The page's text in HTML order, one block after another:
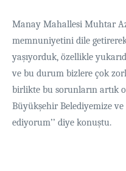
Manay Mahallesi Muhtar
memnuniyetini dile
yaşıyorduk, özellikle
ve bu durum bizlere çok
birlikte bu sorunların artık
Büyükşehir Belediyemize
ediyorum’’ diye konuştu.